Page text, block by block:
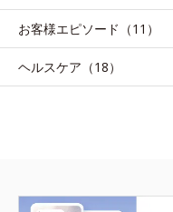
お客様エピソード（11）
ヘルスケア（18）